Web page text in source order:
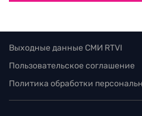
Выходные данные СМИ RTVI
Пользовательское соглашение
Политика обработки